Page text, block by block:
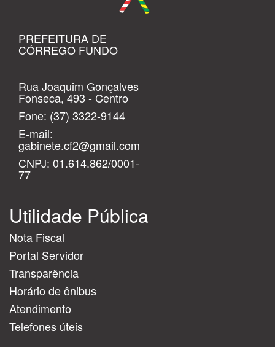
PREFEITURA DE
CÓRREGO FUNDO
Rua Joaquim Gonçalves
Fonseca, 493 - Centro
Fone: (37) 3322-9144
E-mail:
gabinete.cf2@gmail.com
CNPJ: 01.614.862/0001-
77
Utilidade Pública
Nota Fiscal
Portal Servidor
Transparência
Horário de ônibus
Atendimento
Telefones úteis